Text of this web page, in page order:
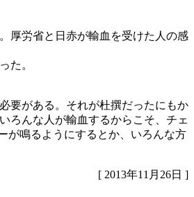
厚労省と日赤が輸血を受けた人の感
た。
要がある。それが杜撰だったにもか
ろんな人が輸血するからこそ、チェ
が鳴るようにするとか、いろんな方
[ 2013年11月26日 ]